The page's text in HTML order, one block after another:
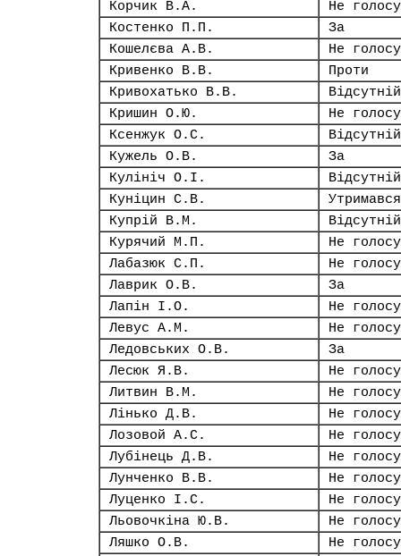
Корчик В.А.
Не
Костенко П.П.
За
Кошелєва А.В.
Не
Кривенко В.В.
Проти
Кривохатько В.В.
Відсутній
Кришин О.Ю.
Не
Ксенжук О.С.
Відсутній
Кужель О.В.
За
Кулініч О.І.
Відсутній
Куніцин С.В.
Утримався
Купрій В.М.
Відсутній
Курячий М.П.
Не
Лабазюк С.П.
Не
Лаврик О.В.
За
Лапін І.О.
Не
Левус А.М.
Не
Ледовських О.В.
За
Лесюк Я.В.
Не
Литвин В.М.
Не
Лінько Д.В.
Не
Лозовой А.С.
Не
Лубінець Д.В.
Не
Лунченко В.В.
Не
Луценко І.С.
Не
Льовочкіна Ю.В.
Не
Ляшко О.В.
Не